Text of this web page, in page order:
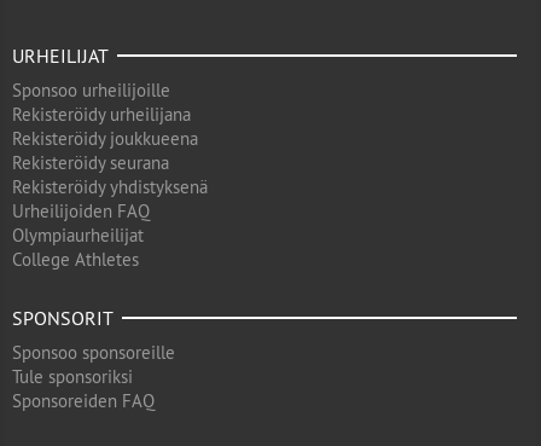
URHEILIJAT
Sponsoo urheilijoille
Rekisteröidy urheilijana
Rekisteröidy joukkueena
Rekisteröidy seurana
Rekisteröidy yhdistyksenä
Urheilijoiden FAQ
Olympiaurheilijat
College Athletes
SPONSORIT
Sponsoo sponsoreille
Tule sponsoriksi
Sponsoreiden FAQ